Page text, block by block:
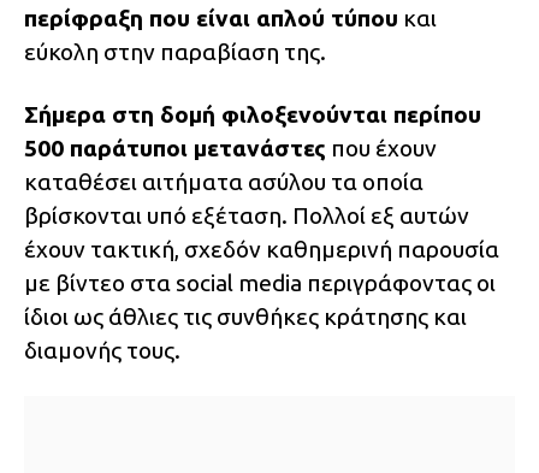
περίφραξη που είναι απλού τύπου και
εύκολη στην παραβίαση της.
Σήμερα στη δομή φιλοξενούνται περίπου
500 παράτυποι μετανάστες που έχουν
καταθέσει αιτήματα ασύλου τα οποία
βρίσκονται υπό εξέταση. Πολλοί εξ αυτών
έχουν τακτική, σχεδόν καθημερινή παρουσία
με βίντεο στα social media περιγράφοντας οι
ίδιοι ως άθλιες τις συνθήκες κράτησης και
διαμονής τους.